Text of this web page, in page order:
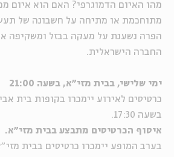
מהו האיום הדמוגרפי? האם הוא איום
מתוחכמת או מתיחה על חשבונה של
הפרה נשענת על מעקה בבזל ומשקיפה
החברה הישראלית.
ימי שלישי, בבית מזי"א, בשעה 21:00
כרטיסים לאירוע יימכרו בקופות בית
בשעה 17:30.
איסוף הכרטיסים מתבצע בבית מזי"א.
בערב המופע יימכרו כרטיסים בבית